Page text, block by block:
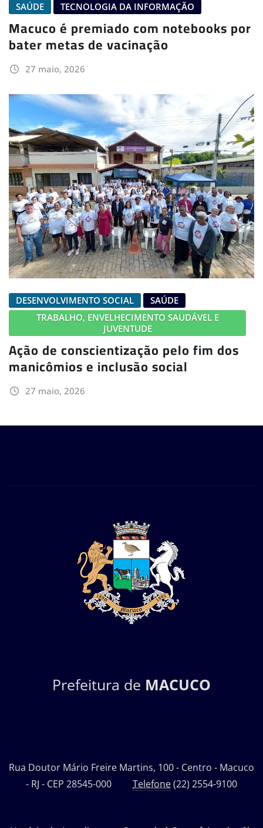
SAÚDE TECNOLOGIA DA INFORMAÇÃO
Macuco é premiado com notebooks por
bater metas de vacinação
27 maio, 2026
DESENVOLVIMENTO SOCIAL
SAÚDE
TRABALHO, ENVELHECIMENTO SAUDÁVEL E
JUVENTUDE
Ação de conscientização pelo fim dos
manicômios e inclusão social
27 maio, 2026
Prefeitura de MACUCO
Rua Doutor Mário Freire Martins, 100 - Centro - Macuco
- RJ - CEP 28545-000 Telefone(22) 2554-9100